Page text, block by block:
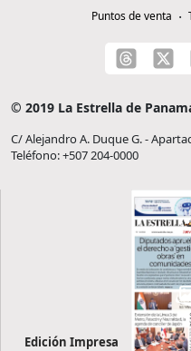
Puntos de venta
© 2019 La Estrella de
C/ Alejandro A. Duque G. -
Teléfono: +507 204-0000
Edición Impresa